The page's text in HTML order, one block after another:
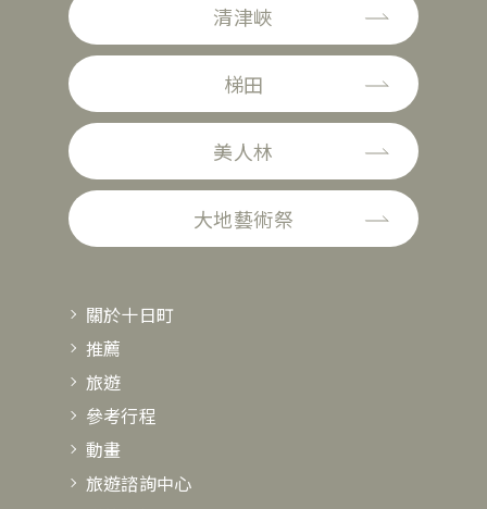
清津峽
梯田
美人林
大地藝術祭
關於十日町
推薦
旅遊
參考行程
動畫
旅遊諮詢中心